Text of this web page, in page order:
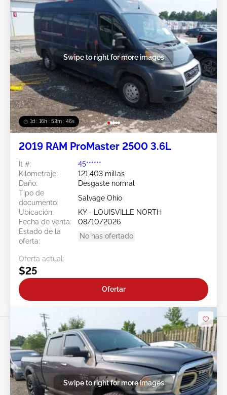
1d : 16h : 53m : 44s
Swipe to right for more images
2019 RAM ProMaster 2500 3.6L
Ít #:
45******
Kilometraje:
121,403 millas
Daño:
Desgaste normal
Tipo de
documento:
Salvage Ohio
Ubicación:
KY - LOUISVILLE NORTH
Fecha de venta:
08/10/2026
Estado de la
oferta:
No has ofertado
Oferta actual:
$25
Ofertar
Swipe to right for more images